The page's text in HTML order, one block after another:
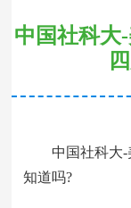
中国社科大
中国社科大-美
知道吗?